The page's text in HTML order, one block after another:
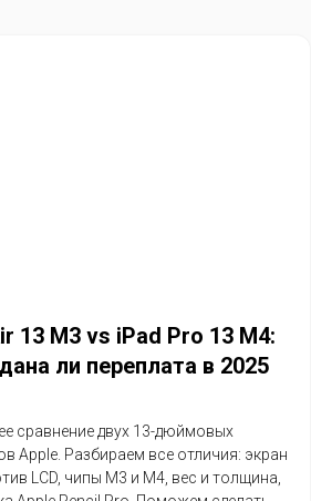
13 M3 vs iPad Pro 13 M4:
ли переплата в 2025
сравнение двух 13-дюймовых
Apple. Разбираем все отличия: экран
LCD, чипы M3 и M4, вес и толщина,